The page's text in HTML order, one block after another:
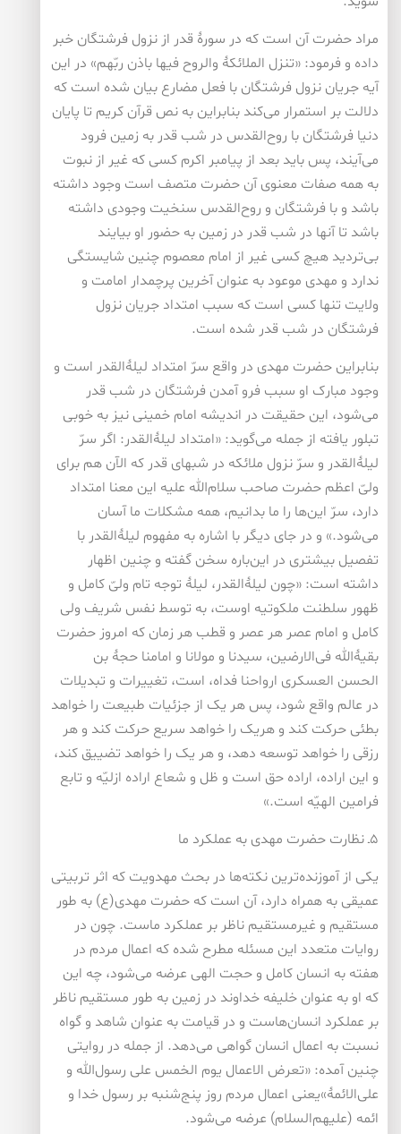
مراد حضرت آن است که در سورۀ قدر از نزول فرشتگان خبر
داده و فرمود: «تنزل الملائکۀ والروح فیها باذن ربّهم» در این
آیه جریان نزول فرشتگان با فعل مضارع بیان شده است که
دلالت بر استمرار می‌کند بنابراین به نص قرآن کریم تا پایان
دنیا فرشتگان با روح‌القدس در شب قدر به زمین فرود
می‌آیند، پس باید بعد از پیامبر اکرم کسی که غیر از نبوت
به همه صفات معنوی آن حضرت متصف است وجود داشته
باشد و با فرشتگان و روح‌القدس سنخیت وجودی داشته
باشد تا آنها در شب قدر در زمین به حضور او بیایند
بی‌تردید هیچ کسی غیر از امام معصوم چنین شایستگی
ندارد و مهدی موعود به عنوان آخرین پرچمدار امامت و
ولایت تنها کسی است که سبب امتداد جریان نزول
فرشتگان در شب قدر شده است.
بنابراین حضرت مهدی در واقع سرّ امتداد لیلۀ‌القدر است و
وجود مبارک او سبب فرو آمدن فرشتگان در شب قدر
می‌شود، این حقیقت در اندیشه امام خمینی نیز به خوبی
تبلور یافته از جمله می‌گوید: «امتداد لیلۀ‌القدر: اگر سرّ
لیلۀالقدر و سرّ نزول ملائکه در شبهای قدر که الآن هم برای
ولیّ اعظم حضرت صاحب سلام‌الله علیه این معنا امتداد
دارد، سرّ این‌ها را ما بدانیم، همه مشکلات ما آسان
می‌شود.» و در جای دیگر با اشاره به مفهوم لیلۀ‌القدر با
تفصیل بیشتری در این‌باره سخن گفته و چنین اظهار
داشته است: «چون لیلۀ‌القدر، لیلۀ توجه تام ولیّ کامل و
ظهور سلطنت ملکوتیه اوست، به توسط نفس شریف ولی
کامل و امام عصر هر عصر و قطب هر زمان که امروز حضرت
بقیۀ‌الله فی‌الارضین، سیدنا و مولانا و امامنا حجۀ بن
الحسن العسکری ارواحنا فداه، است، تغییرات و تبدیلات
در عالم واقع شود، پس هر یک از جزئیات طبیعت را خواهد
بطئی حرکت کند و هریک را خواهد سریع حرکت کند و هر
رزقی را خواهد توسعه دهد، و هر یک را خواهد تضییق کند،
و این اراده، اراده حق است و ظل و شعاع اراده ازلیّه و تابع
فرامین الهیّه است.»
۵ـ نظارت حضرت مهدی به عملکرد ما
یکی از آموزنده‌ترین نکته‌ها در بحث مهدویت که اثر تربیتی
عمیقی به همراه دارد، آن است که حضرت مهدی(ع) به طور
مستقیم و غیرمستقیم ناظر بر عملکرد ماست. چون در
روایات متعدد این مسئله مطرح شده که اعمال مردم در
هفته به انسان کامل و حجت الهی عرضه می‌شود، چه این
که او به عنوان خلیفه خداوند در زمین به طور مستقیم ناظر
بر عملکرد انسان‌هاست و در قیامت به عنوان شاهد و گواه
نسبت به اعمال انسان گواهی می‌دهد. از جمله در روایتی
چنین آمده: «تعرض الاعمال یوم الخمس علی رسول‌الله و
علی‌الائمۀ»یعنی اعمال مردم روز پنج‌شنبه بر رسول خدا و
ائمه (علیهم‌السلام) عرضه می‌شود.